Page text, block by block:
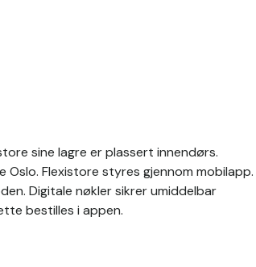
sine lagre er plassert innendørs.
Oslo. Flexistore styres gjennom mobilapp.
Digitale nøkler sikrer umiddelbar
bestilles i appen.